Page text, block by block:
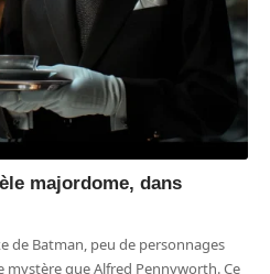
majordome, dans
de Batman, peu de personnages
que Alfred Pennyworth. Ce